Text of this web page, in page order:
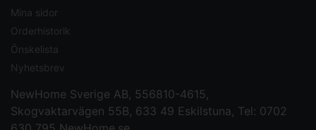
Mina sidor
Orderhistorik
Önskelista
Nyhetsbrev
NewHome Sverige AB, 556810-4615,
Skogvaktarvägen 55B, 633 49 Eskilstuna, Tel: 0702